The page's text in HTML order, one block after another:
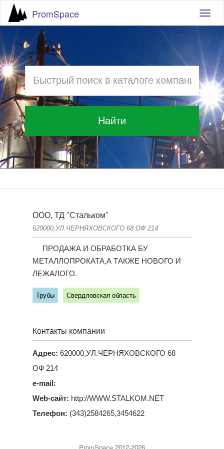
PromSpace
Найти
ООО, ТД "Стальком"
620000,УЛ.ЧЕРНЯХОВСКОГО 68 ОФ 214
ПРОДАЖА И ОБРАБОТКА БУ
МЕТАЛЛОПРОКАТА,А ТАКЖЕ НОВОГО И
ЛЕЖАЛОГО.
Трубы Свердловская область
Контакты компании
Адрес: 620000,УЛ.ЧЕРНЯХОВСКОГО 68
ОФ 214
e-mail:
Web-сайт: http://WWW.STALKOM.NET
Телефон: (343)2584265,3454622